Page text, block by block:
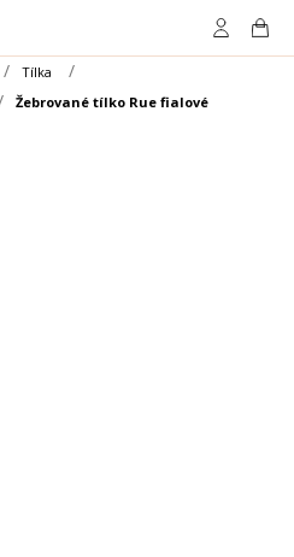
Tílka
Žebrované tílko Rue fialové